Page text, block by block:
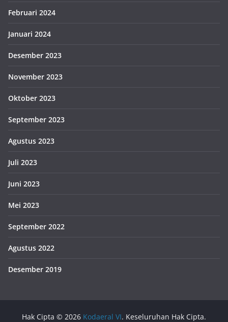
Februari 2024
Januari 2024
Desember 2023
November 2023
Oktober 2023
September 2023
Agustus 2023
Juli 2023
Juni 2023
Mei 2023
September 2022
Agustus 2022
Desember 2019
Hak Cipta © 2026 Kodaeral VI. Keseluruhan Hak Cipta.